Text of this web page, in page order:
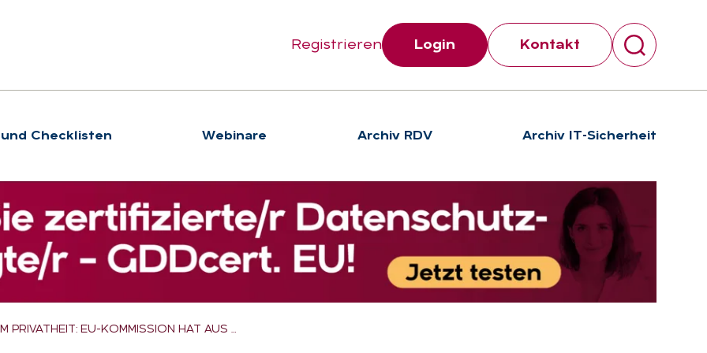
Suchen
Registrieren Login Kontakt
Checklisten We­bi­na­re Archiv RDV Archiv IT-Sicherheit
PRIVATHEIT: EU-KOMMISSION HAT AUS …